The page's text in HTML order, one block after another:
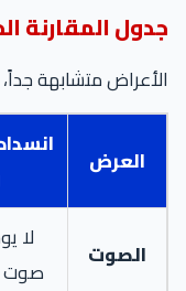
جدول المقارنة
الأعراض متشابهة
العرض
الصوت
لا
صوت